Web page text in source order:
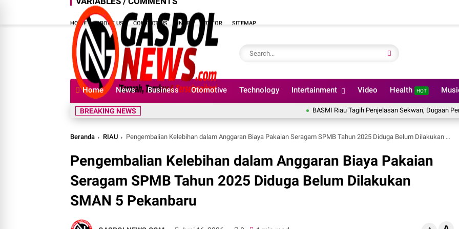
HOME ABOUT US CONTACT US INDEX EDITOR SITEMAP
Home News Business Otomotive Technology Intertainment Video Health HOT
BREAKING NEWS BASMI Riau Tagih Penjelasan Sekwan, Dugaan Pencairan
Beranda RIAU Pengembalian Kelebihan dalam Anggaran Biaya Pakaian Seragam SPMB Tahun 2025 Diduga Belum Dilakukan SMAN 5 Pekanbaru
Pengembalian Kelebihan dalam Anggaran Biaya Pakaian
Seragam SPMB Tahun 2025 Diduga Belum Dilakukan
SMAN 5 Pekanbaru